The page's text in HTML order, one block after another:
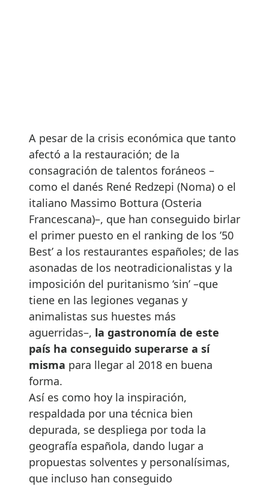
A pesar de la crisis económica que tanto
afectó a la restauración; de la
consagración de talentos foráneos –
como el danés René Redzepi (Noma) o el
italiano Massimo Bottura (Osteria
Francescana)–, que han conseguido birlar
el primer puesto en el ranking de los ’50
Best’ a los restaurantes españoles; de las
asonadas de los neotradicionalistas y la
imposición del puritanismo ‘sin’ –que
tiene en las legiones veganas y
animalistas sus huestes más
aguerridas–, la gastronomía de este
país ha conseguido superarse a sí
misma para llegar al 2018 en buena
forma.
Así es como hoy la inspiración,
respaldada por una técnica bien
depurada, se despliega por toda la
geografía española, dando lugar a
propuestas solventes y personalísimas,
que incluso han conseguido